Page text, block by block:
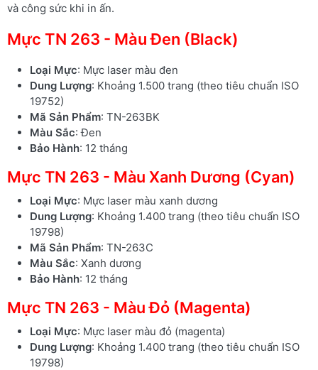
và công sức khi in ấn.
Mực TN 263 - Màu Đen (Black)
Loại Mực: Mực laser màu đen
Dung Lượng: Khoảng 1.500 trang (theo tiêu chuẩn ISO
19752)
Mã Sản Phẩm: TN-263BK
Màu Sắc: Đen
Bảo Hành: 12 tháng
Mực TN 263 - Màu Xanh Dương (Cyan)
Loại Mực: Mực laser màu xanh dương
Dung Lượng: Khoảng 1.400 trang (theo tiêu chuẩn ISO
19798)
Mã Sản Phẩm: TN-263C
Màu Sắc: Xanh dương
Bảo Hành: 12 tháng
Mực TN 263 - Màu Đỏ (Magenta)
Loại Mực: Mực laser màu đỏ (magenta)
Dung Lượng: Khoảng 1.400 trang (theo tiêu chuẩn ISO
19798)